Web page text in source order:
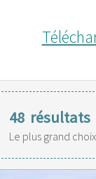
48 résultats
Le plus grand